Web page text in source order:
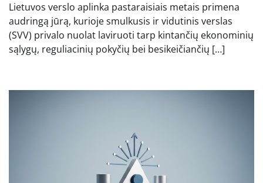
Lietuvos verslo aplinka pastaraisiais metais primena
audringą jūrą, kurioje smulkusis ir vidutinis verslas
(SVV) privalo nuolat laviruoti tarp kintančių ekonominių
sąlygų, reguliacinių pokyčių bei besikeičiančių […]